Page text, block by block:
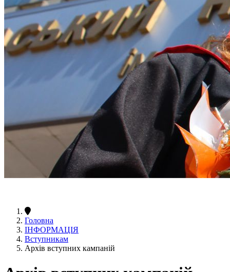
Головна
ІНФОРМАЦІЯ
Вступникам
Архів вступних кампаній